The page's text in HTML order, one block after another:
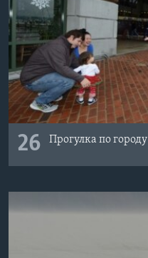
26 Прогулка по городу